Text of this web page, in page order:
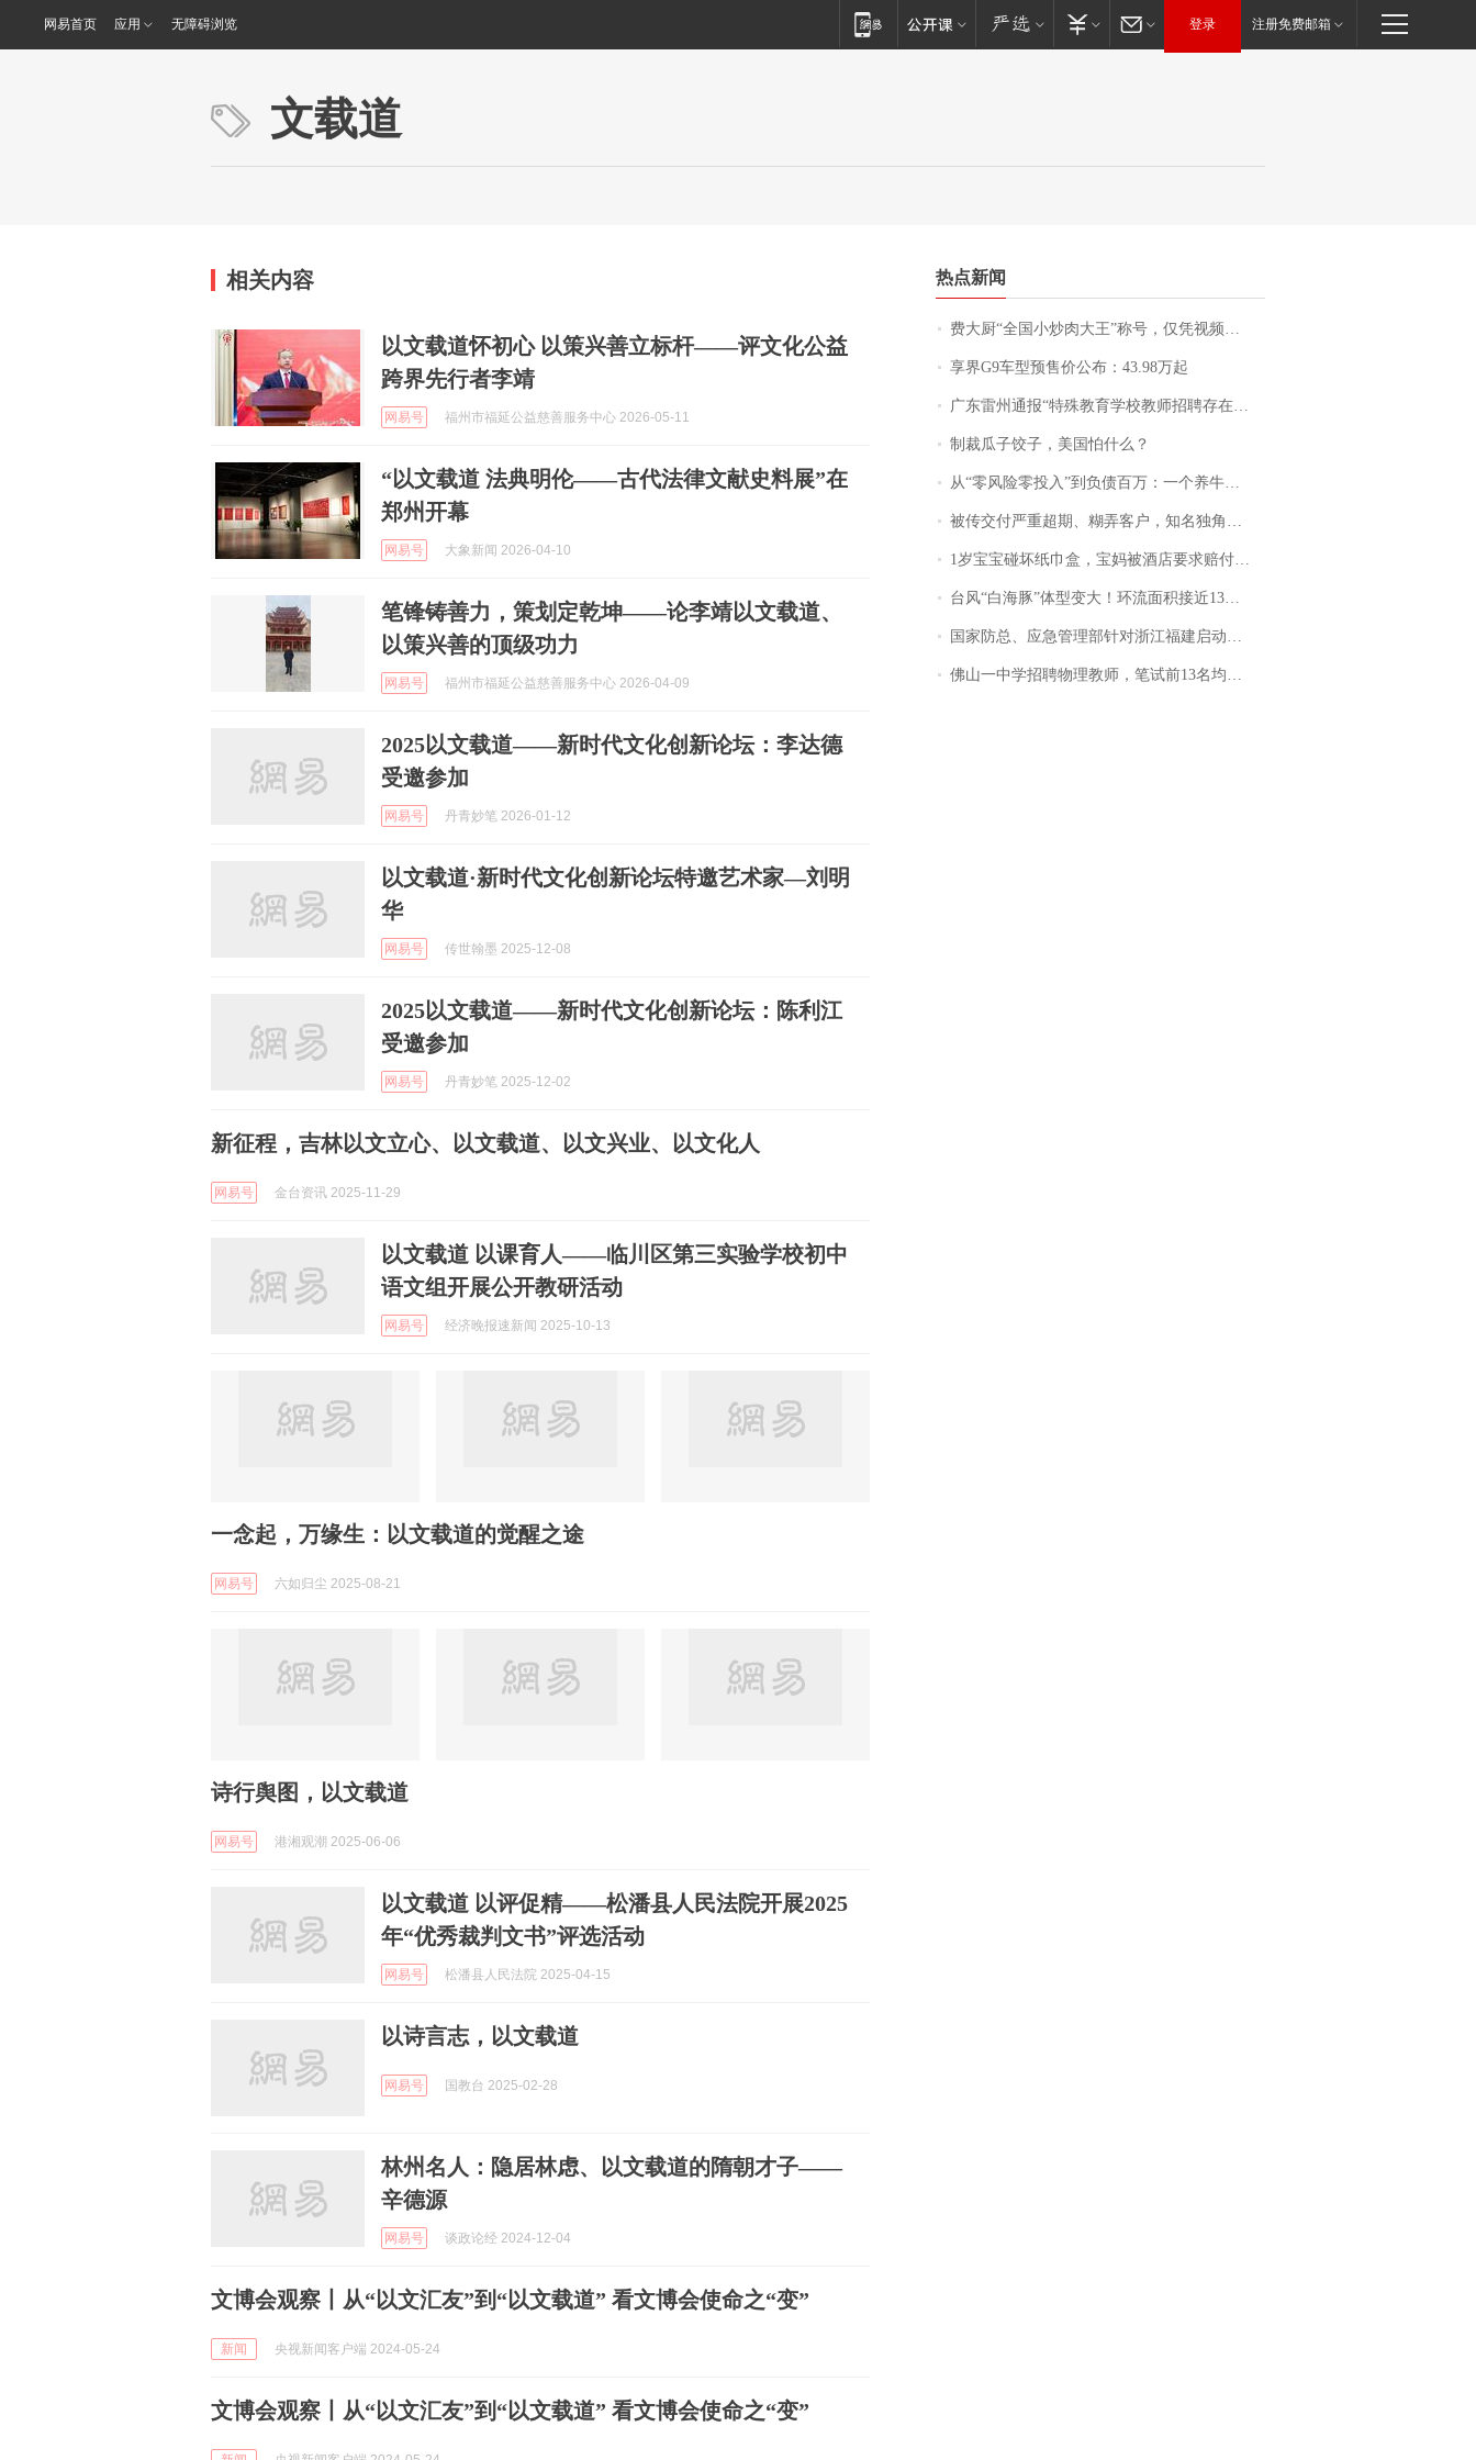
网易首页 应用 无障碍浏览 登录 注册免费邮箱
文载道
相关内容
以文载道怀初心 以策兴善立标杆——评文化公益
跨界先行者李靖
网易号 福州市福延公益慈善服务中心 2026-05-11
“以文载道 法典明伦——古代法律文献史料展”在
郑州开幕
网易号 大象新闻 2026-04-10
笔锋铸善力，策划定乾坤——论李靖以文载道、
以策兴善的顶级功力
网易号 福州市福延公益慈善服务中心 2026-04-09
2025以文载道——新时代文化创新论坛：李达德
受邀参加
网易号 丹青妙笔 2026-01-12
以文载道·新时代文化创新论坛特邀艺术家—刘明
华
网易号 传世翰墨 2025-12-08
2025以文载道——新时代文化创新论坛：陈利江
受邀参加
网易号 丹青妙笔 2025-12-02
新征程，吉林以文立心、以文载道、以文兴业、以文化人
网易号 金台资讯 2025-11-29
以文载道 以课育人——临川区第三实验学校初中
语文组开展公开教研活动
网易号 经济晚报速新闻 2025-10-13
一念起，万缘生：以文载道的觉醒之途
网易号 六如归尘 2025-08-21
诗行舆图，以文载道
网易号 港湘观潮 2025-06-06
以文载道 以评促精——松潘县人民法院开展2025
年“优秀裁判文书”评选活动
网易号 松潘县人民法院 2025-04-15
以诗言志，以文载道
网易号 国教台 2025-02-28
林州名人：隐居林虑、以文载道的隋朝才子——
辛德源
网易号 谈政论经 2024-12-04
文博会观察丨从“以文汇友”到“以文载道” 看文博会使命之“变”
新闻 央视新闻客户端 2024-05-24
文博会观察丨从“以文汇友”到“以文载道” 看文博会使命之“变”
热点新闻
费大厨“全国小炒肉大王”称号，仅凭视频评出？中国烹饪协会回应
享界G9车型预售价公布：43.98万起
广东雷州通报“特殊教育学校教师招聘存在违规行为”：已启动问责程序 副校长被停职
制裁瓜子饺子，美国怕什么？
从“零风险零投入”到负债百万：一个养牛项目崩盘后，谁该为农户的贷款买单丨红星调查
被传交付严重超期、糊弄客户，知名独角兽车企创始人回应：都没证据，将依法采取措施，“本人长期与美国交管局保持沟通，对方表示肯定”
1岁宝宝碰坏纸巾盒，宝妈被酒店要求赔付924元！三亚一酒店回复：骨瓷定制！网友一查价格，吵翻了
台风“白海豚”体型变大！环流面积接近13个浙江那么大
国家防总、应急管理部针对浙江福建启动防汛防台风四级应急响应
佛山一中学招聘物理教师，笔试前13名均遭淘汰？教育局：已叫停招聘，成立调查组全面核查